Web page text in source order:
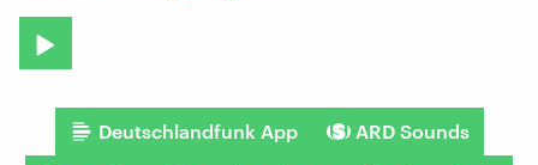
Deutschlandfunk App ARD Sounds